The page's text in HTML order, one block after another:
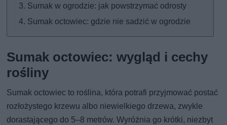
Sumak w ogrodzie: jak powstrzymać odrosty
Sumak octowiec: gdzie nie sadzić w ogrodzie
Sumak octowiec: wygląd i cechy
rośliny
Sumak octowiec to roślina, która potrafi przyjmować postać
rozłożystego krzewu albo niewielkiego drzewa, zwykle
dorastającego do 5–8 metrów. Wyróżnia go krótki, niezbyt